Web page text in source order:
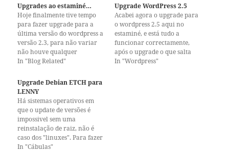
Upgrades ao estaminé…
Hoje finalmente tive tempo
para fazer upgrade para a
última versão do wordpress a
versão 2.3, para não variar
não houve qualquer
problema na passagem,
para alterar o formato dos
url's, esta alteração ainda
tem a ver com umas
experiências que ando a
fazer na…
In "Blog Related"
Upgrade WordPress 2.5
Acabei agora o upgrade para
o wordpress 2.5 aqui no
estaminé, e está tudo a
funcionar correctamente,
após o upgrade o que salta
logo á vista é o aspecto
In "Wordpress"
Upgrade Debian ETCH para
LENNY
Há sistemas operativos em
que o update de versões é
impossivel sem uma
reinstalação de raiz, não é
caso dos "linuxes". Para fazer
upgrade da versão etch do
In "Cábulas"